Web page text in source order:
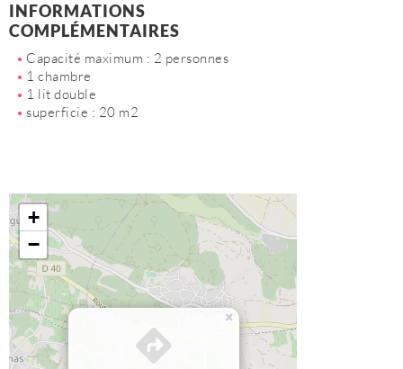
INFORMATIONS
COMPLÉMENTAIRES
Capacité maximum : 2 personnes
1 chambre
1 lit double
superficie : 20 m2
×
+
−